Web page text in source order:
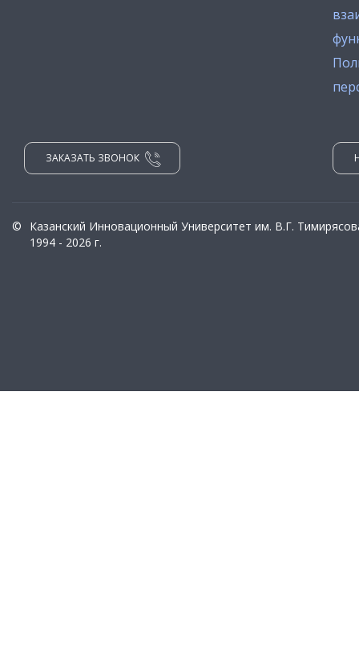
ЗАКАЗАТЬ ЗВОНОК
©
Казанский Инновационный Университет им. В.Г.
1994 - 2026 г.